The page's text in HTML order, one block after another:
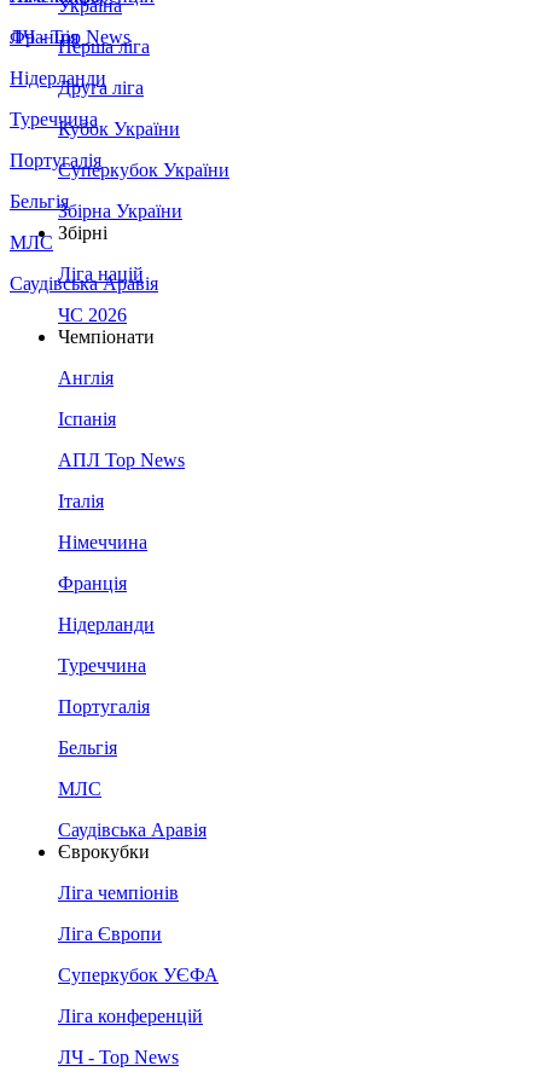
Франція
Нідерланди
Туреччина
Португалія
Бельгія
МЛС
Саудівська Аравія
ЛЧ - Top News
Україна
Перша ліга
Друга ліга
Кубок України
Суперкубок України
Збірна України
Збірні
Ліга націй
ЧС 2026
Чемпіонати
Англія
Іспанія
АПЛ Top News
Італія
Німеччина
Франція
Нідерланди
Туреччина
Португалія
Бельгія
МЛС
Саудівська Аравія
Єврокубки
Ліга чемпіонів
Ліга Європи
Суперкубок УЄФА
Ліга конференцій
ЛЧ - Top News